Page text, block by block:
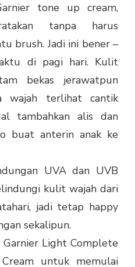
tone up cream,
tanpa harus
brush. Jadi ini bener –
di pagi hari. Kulit
bekas jerawatpun
wajah terlihat cantik
tambahkan alis dan
buat anterin anak ke
UVA dan UVB
kulit wajah dari
jadi tetap happy
sekalipun.
Light Complete
untuk memulai